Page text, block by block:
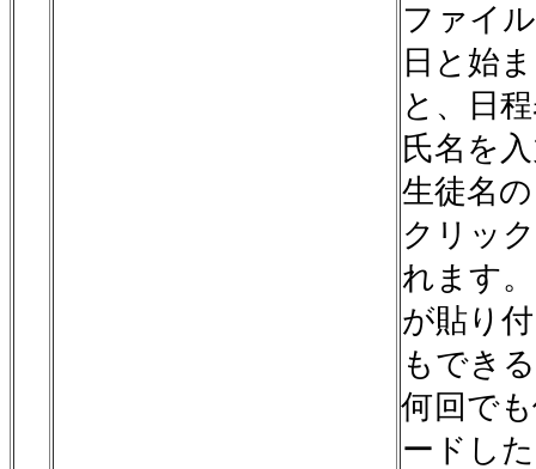
ファイ
日と始
と、日
氏名を
生徒名
クリッ
れます
が貼り
もでき
何回で
ードし